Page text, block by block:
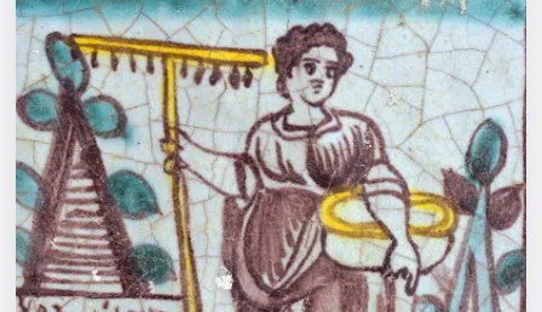
Экскурсии
События
Города
Площадки
Артисты